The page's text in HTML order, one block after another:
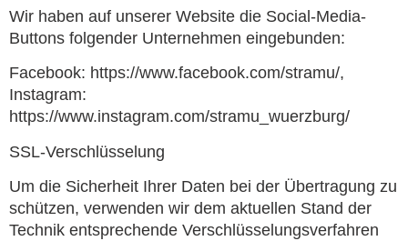
Wir haben auf unserer Website die Social-Media-
Buttons folgender Unternehmen eingebunden:
Facebook: https://www.facebook.com/stramu/,
Instagram:
https://www.instagram.com/stramu_wuerzburg/
SSL-Verschlüsselung
Um die Sicherheit Ihrer Daten bei der Übertragung zu
schützen, verwenden wir dem aktuellen Stand der
Technik entsprechende Verschlüsselungsverfahren